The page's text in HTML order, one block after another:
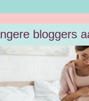
bloggers